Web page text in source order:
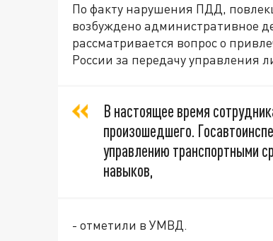
По факту нарушения ПДД,
возбуждено административное
рассматривается вопрос о
России за передачу управления
В настоящее время
произошедшего.
управлению транспортными
навыков,
- отметили в УМВД.